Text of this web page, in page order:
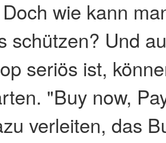
wie kann
schützen? Und
seriös ist,
"Buy now,
verleiten, das